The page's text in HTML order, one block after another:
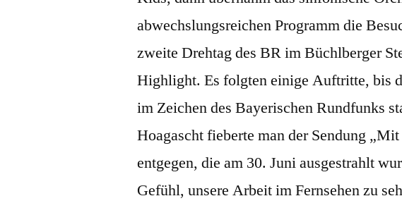
abwechslungsreichen Programm die
zweite Drehtag des BR im Büchlberger
Highlight. Es folgten einige Auftritte, bis
im Zeichen des Bayerischen Rundfunks
Hoagascht fieberte man der Sendung
entgegen, die am 30. Juni ausgestrahlt
Gefühl, unsere Arbeit im Fernsehen zu